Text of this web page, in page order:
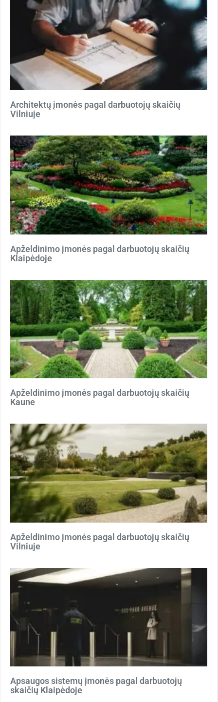
Architektų įmonės pagal darbuotojų skaičių
Vilniuje
Apželdinimo įmonės pagal darbuotojų skaičių
Klaipėdoje
Apželdinimo įmonės pagal darbuotojų skaičių
Kaune
Apželdinimo įmonės pagal darbuotojų skaičių
Vilniuje
Apsaugos sistemų įmonės pagal darbuotojų
skaičių Klaipėdoje